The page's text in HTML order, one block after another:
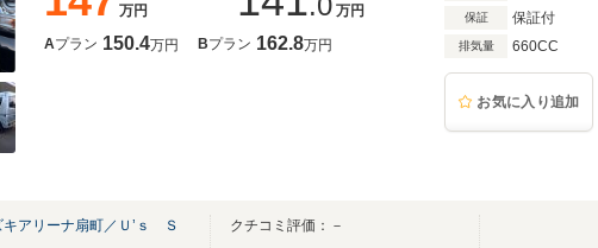
万円
万円
Aプラン 150.4万円 Bプラン 162.8万円
保証 保証付
排気量 660CC
お気に入り追加
キアリーナ扇町／Ｕ’ｓ Ｓ
クチコミ評価：－